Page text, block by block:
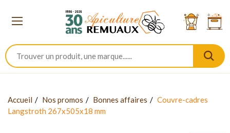
Accueil Nos promos Bonnes affaires
Couvre-cadres
Langstroth 267x505x18 mm